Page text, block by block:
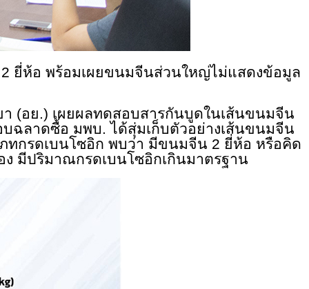
ยี่ห้อ พร้อมเผยขนมจีนส่วนใหญ่ไม่แสดงข้อมูล
ย.) เผยผลทดสอบสารกันบูดในเส้นขนมจีน
บฉลาดซื้อ มพบ. ได้สุ่มเก็บตัวอย่างเส้นขนมจีน
ภทกรดเบนโซอิก พบว่า มีขนมจีน 2 ยี่ห้อ หรือคิด
มีปริมาณกรดเบนโซอิกเกินมาตรฐาน